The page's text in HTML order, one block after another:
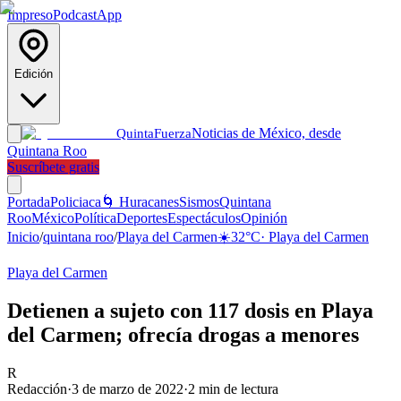
ImpresoPodcastApp
Edición
QuintaFuerzaNoticias de México, desde
Quintana Roo
Suscríbete gratis
PortadaPoliciaca 🌀 HuracanesSismosQuintana
RooMéxicoPolíticaDeportesEspectáculosOpinión
Inicio/quintana roo/Playa del Carmen☀️32°C· Playa del Carmen
Playa del Carmen
Detienen a sujeto con 117 dosis en Playa
del Carmen; ofrecía drogas a menores
R
Redacción·3 de marzo de 2022·2 min de lectura